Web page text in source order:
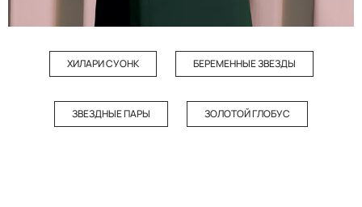
ХИЛАРИ СУОНК БЕРЕМЕННЫЕ ЗВЕЗДЫ
ЗВЕЗДНЫЕ ПАРЫ ЗОЛОТОЙ ГЛОБУС